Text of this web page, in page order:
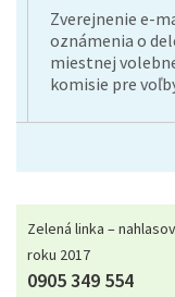
Zverejnenie e-
oznámenia o
miestnej
komisie pre
Zelená linka –
roku 2017
0905 349 554